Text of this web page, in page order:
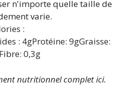
n'importe quelle taille de
varie.
:
: 4gProtéine: 9gGraisse:
Fibre: 0,3g
nutritionnel complet ici.